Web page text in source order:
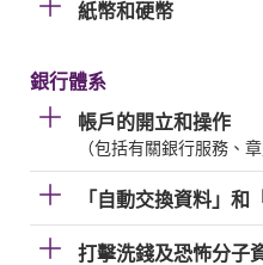
紙幣和硬幣
銀行體系
帳戶的開立和操作
（包括有關銀行服務、
「自動交換資料」和
打擊洗錢及恐怖分子